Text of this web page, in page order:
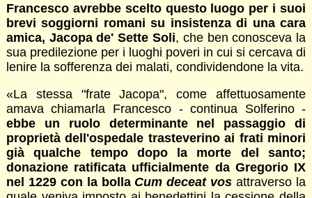
Francesco avrebbe scelto questo luogo per i suoi
brevi soggiorni romani su insistenza di una cara
amica, Jacopa de' Sette Soli, che ben conosceva la
sua predilezione per i luoghi poveri in cui si cercava di
lenire la sofferenza dei malati, condividendone la vita.
«La stessa "frate Jacopa", come affettuosamente
amava chiamarla Francesco - continua Solferino -
ebbe un ruolo determinante nel passaggio di
proprietà dell'ospedale trasteverino ai frati minori
già qualche tempo dopo la morte del santo;
donazione ratificata ufficialmente da Gregorio IX
nel 1229 con la bolla Cum deceat vos attraverso la